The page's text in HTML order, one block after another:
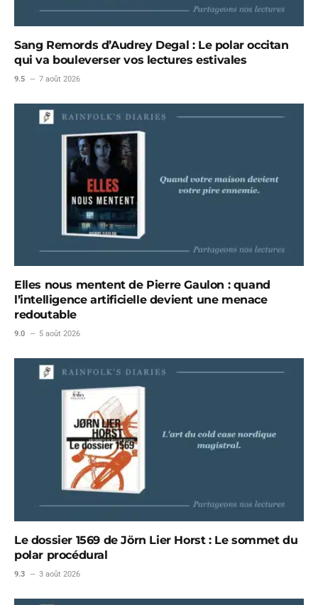
Sang Remords d’Audrey Degal : Le polar occitan
qui va bouleverser vos lectures estivales
9.5 7 août 2026
Elles nous mentent de Pierre Gaulon : quand
l’intelligence artificielle devient une menace
redoutable
9.0 5 août 2026
Le dossier 1569 de Jörn Lier Horst : Le sommet du
polar procédural
9.3 3 août 2026